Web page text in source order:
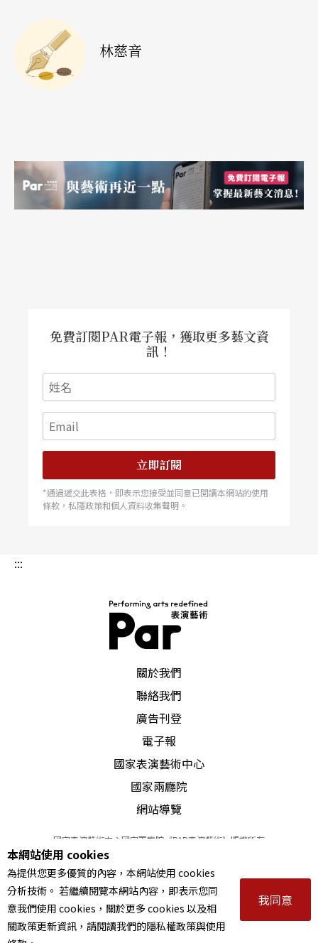
除了完整的三幕之外還包含了一個序幕，主角彼
得．格林是一個漁夫，被村裡居民懷疑謀殺了兩位
男徒弟，即便他是清白的，但在村民的壓力脅迫
訴，也表達了同性戀者的壓抑心聲。劇中對於格林
與徒弟之間關係的交代是曖昧的，他與女友Ellen的
關係也是，作為一個人，格林與社群的關係是不相
來擅於描繪衝突與矛盾，在如此黑暗的故事鋪陳
中，管絃樂卻常以異常炫麗的色彩來著色小村的美
景，在角色音樂的寫作上，布瑞頓也成功地描寫出
對人性的憐憫，主角內在的敏感對照村民外在的強
致力小型室內歌劇，《碧廬冤孽》打造經典
r，1879-1970），改編自梅爾維爾（Herman Melvi
lle，1819-1891）的短篇小說。《比利．巴德》在
歌劇史上是唯一的一部「全男性」的歌劇。因為故
事發生在一艘軍艦裡，也因此全劇沒有一個女歌
手。歌劇劇情是描寫年輕英俊的新進軍官比利．巴
德，遭受紀律官Claggart的忌妒，Claggart設下陷阱
並向船長不實控告巴德叛變，口吃的巴德在無力辯
解下，憤而殺死Claggart，船長縱然不願，但在軍法
之下必須將殺人的巴德吊死的悲劇。即便《比利．
巴德》的回響不若《彼得．格林》的大，然而它在
輸的。此類的主題人物，無辜的小人物成為不公與
邪惡的犧牲者，正是布瑞頓所擅長、也一再描寫
的。
林慈音
免費訂閱PAR電子報，獲取更多藝文資
訊！
立即訂閱
*通過遞交此表格，即表示您接受並同意已閱讀本網站的使用
條款，私隱政策和個人資料收集聲明。
:::
關於我們
聯絡我們
廣告刊登
電子報
國家表演藝術中心
國家兩廳院
網站導覽
國家表演藝術中心國家兩廳院《PAR表演藝術》版權所有
© 2022Performing arts redefined. All Rights Reserved
統一編號 Tax Id number 00973926
本站所提供相關演出資訊，如有異動應以主辦單位公告為準。
服務條款｜隱私權聲明｜著作權聲明
本網站使用 cookies
為提供您更多優質的內容，本網站使用 cookies
分析技術。 若繼續閱覽本網站內容，即表示您同
意我們使用 cookies，關於更多 cookies 以及相
關政策更新資訊，請閱讀我們的隱私權政策與使用
我同意